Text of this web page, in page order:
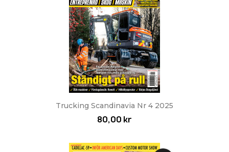
Trucking Scandinavia Nr 4 2025
80,00 kr